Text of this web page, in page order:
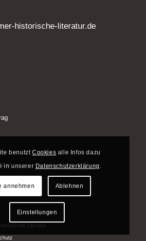
historische-literatur.de
Literatur
benutztCookies alle Infos dazu
in unserer Datenschutzerklärung
annehmen Ablehnen
Einstellungen